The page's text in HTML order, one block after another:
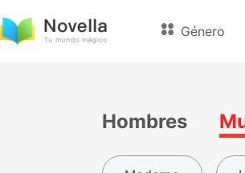
Género
Hombres